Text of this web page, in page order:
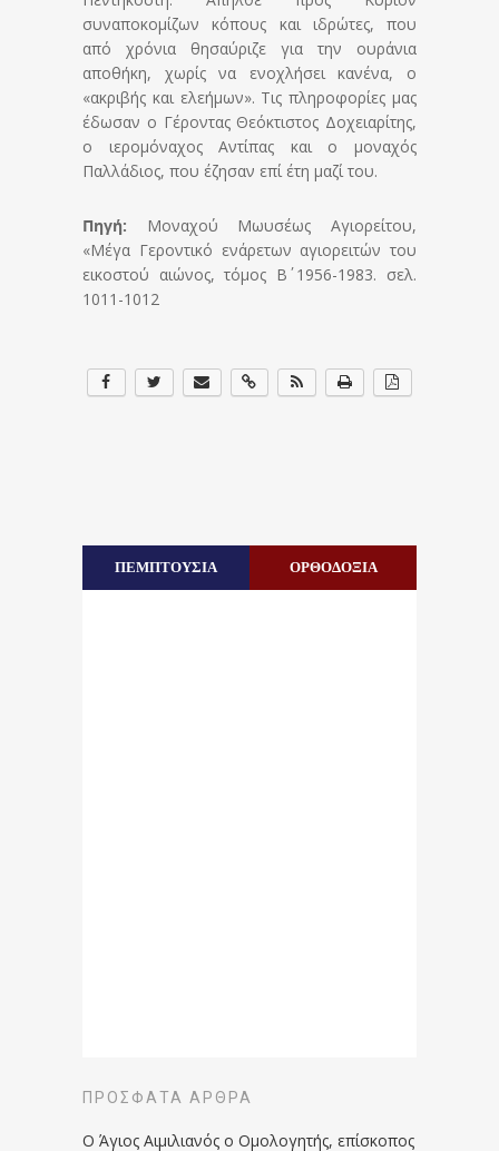
συναποκομίζων κόπους και ιδρώτες, που
από χρόνια θησαύριζε για την ουράνια
αποθήκη, χωρίς να ενοχλήσει κανένα, ο
«ακριβής και ελεήμων». Τις πληροφορίες μας
έδωσαν ο Γέροντας Θεόκτιστος Δοχειαρίτης,
ο ιερομόναχος Αντίπας και ο μοναχός
Παλλάδιος, που έζησαν επί έτη μαζί του.
Πηγή: Μοναχού Μωυσέως Αγιορείτου,
«Μέγα Γεροντικό ενάρετων αγιορειτών του
εικοστού αιώνος, τόμος Β΄ 1956-1983. σελ.
1011-1012
ΠΕΜΠΤΟΥΣΙΑ ΟΡΘΟΔΟΞΙΑ
ΠΡΌΣΦΑΤΑ ΆΡΘΡΑ
Ο Άγιος Αιμιλιανός ο Ομολογητής, επίσκοπος